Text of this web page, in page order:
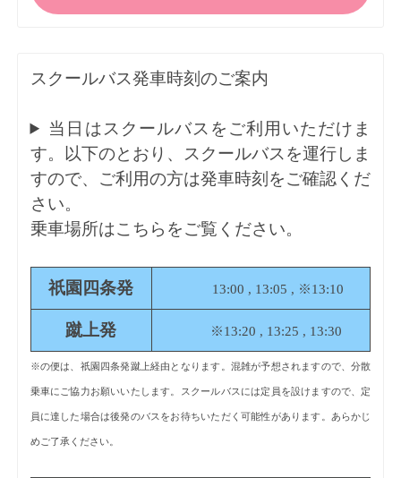
スクールバス発車時刻のご案内
当日はスクールバスをご利用いただけま
す。以下のとおり、スクールバスを運行しま
すので、ご利用の方は発車時刻をご確認くだ
さい。
乗車場所はこちら をご覧ください。
祇園四条発 13:00 , 13:05 , ※13:10
蹴上発 ※13:20 , 13:25 , 13:30
※の便は、祇園四条発蹴上経由となります。混雑が予想されますので、分散
乗車にご協力お願いいたします。スクールバスには定員を設けますので、定
員に達した場合は後発のバスをお待ちいただく可能性があります。あらかじ
めご了承ください。